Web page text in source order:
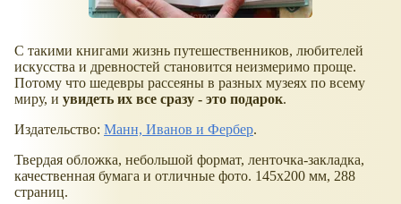
С такими книгами жизнь путешественников, любителей
искусства и древностей становится неизмеримо проще.
Потому что шедевры рассеяны в разных музеях по всему
миру, и увидеть их все сразу - это подарок.
Издательство: Манн, Иванов и Фербер.
Твердая обложка, небольшой формат, ленточка-закладка,
качественная бумага и отличные фото. 145x200 мм, 288
страниц.